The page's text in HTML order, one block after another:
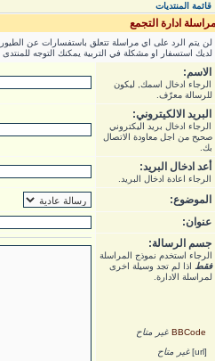
قائمة المنتديات
مراسلة ادارة التجمع
لن يتم الرد على اي مراسلة تتعلق باستفسارات عن الطيور
لديك استسفار او مشكلة في التربية يمكنك التوجه
الاسم:
الرجاء ادخال اسمك, ليكون
للرسالة معرّف.
البريد الالكيتروني:
الرجاء ادخال بريد اليكتروني
صحيح من اجل معاودة الاتصال
بك.
أعد ادخال البريد:
الرجاء اعادة ادخال البريد.
الموضوع:
عنوان:
جسم الرسالة:
الرجاء استخدم نموذج المراسلة
فقط اذا لم تجد وسيلة اخرى
لمراسلة الادارة.
BBCode غير متاح
[url]
غير متاح